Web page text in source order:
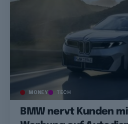
MONEY TECH
BMW nervt Kunden